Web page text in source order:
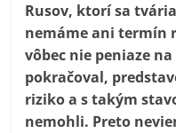
Rusov, ktorí sa
nemáme ani termín
vôbec nie peniaze
pokračoval,
riziko a s takým
nemohli. Preto